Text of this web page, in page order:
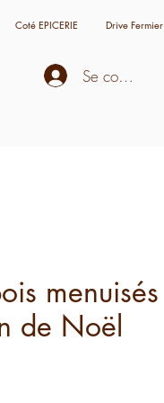
Coté EPICERIE Drive Fermier
Se connecter
menuisés
de Noël